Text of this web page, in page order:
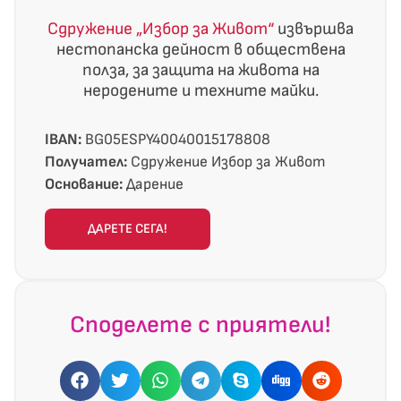
Сдружение „Избор за Живот“ извършва
нестопанска дейност в обществена
полза, за защита на живота на
неродените и техните майки.
IBAN: BG05ESPY40040015178808
Получател: Сдружение Избор за Живот
Основание:Дарение
ДАРЕТЕ СЕГА!
Споделете с приятели!